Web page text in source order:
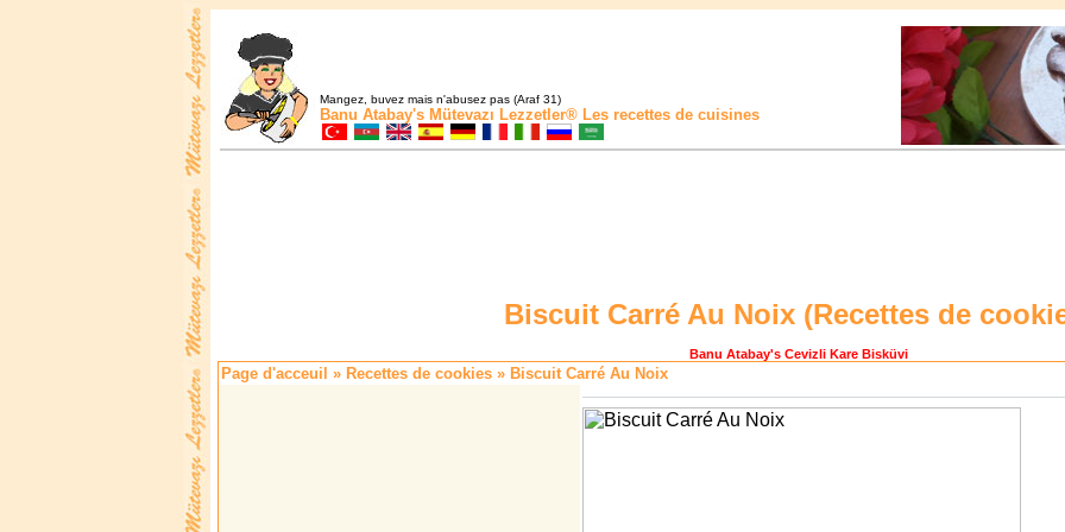
Mangez, buvez mais n'abusez pas (Araf 31)
Banu Atabay's Mütevazı Lezzetler® Les recettes de cuisines
Biscuit Carré Au Noix (Recettes de
Banu Atabay's Cevizli Kare Bisküvi
Page d'acceuil » Recettes de cookies » Biscuit Carré Au Noix